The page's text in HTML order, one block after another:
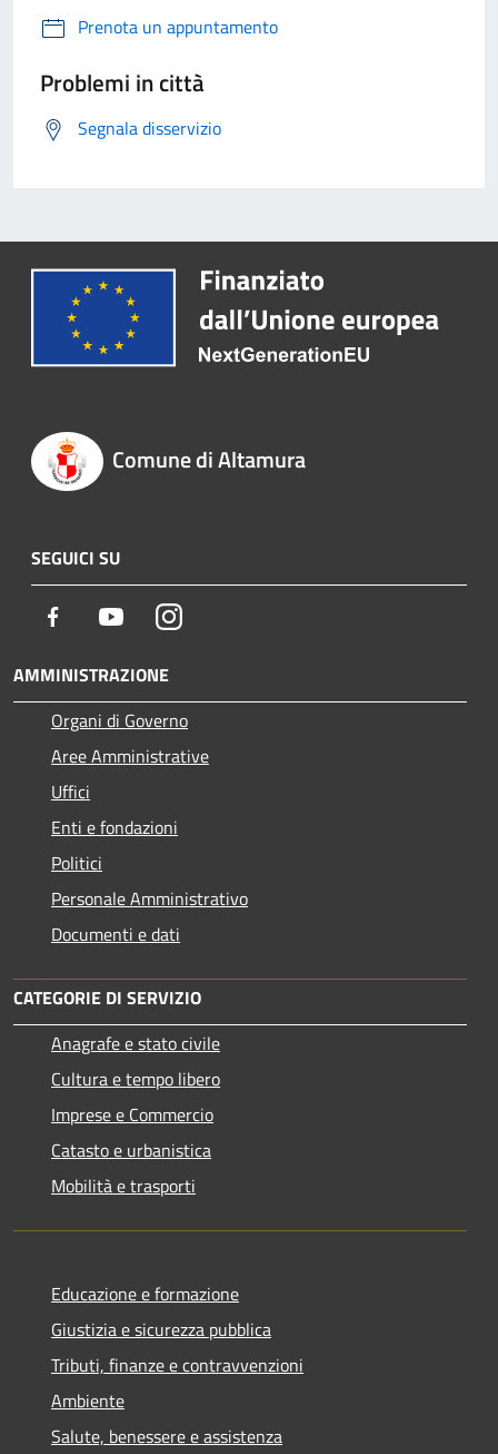
Prenota un appuntamento
Problemi in città
Segnala disservizio
Comune di Altamura
SEGUICI SU
Facebook YoutubeInstagram
AMMINISTRAZIONE
Organi di Governo
Aree Amministrative
Uffici
Enti e fondazioni
Politici
Personale Amministrativo
Documenti e dati
CATEGORIE DI SERVIZIO
Anagrafe e stato civile
Cultura e tempo libero
Imprese e Commercio
Catasto e urbanistica
Mobilità e trasporti
Educazione e formazione
Giustizia e sicurezza pubblica
Tributi, finanze e contravvenzioni
Ambiente
Salute, benessere e assistenza